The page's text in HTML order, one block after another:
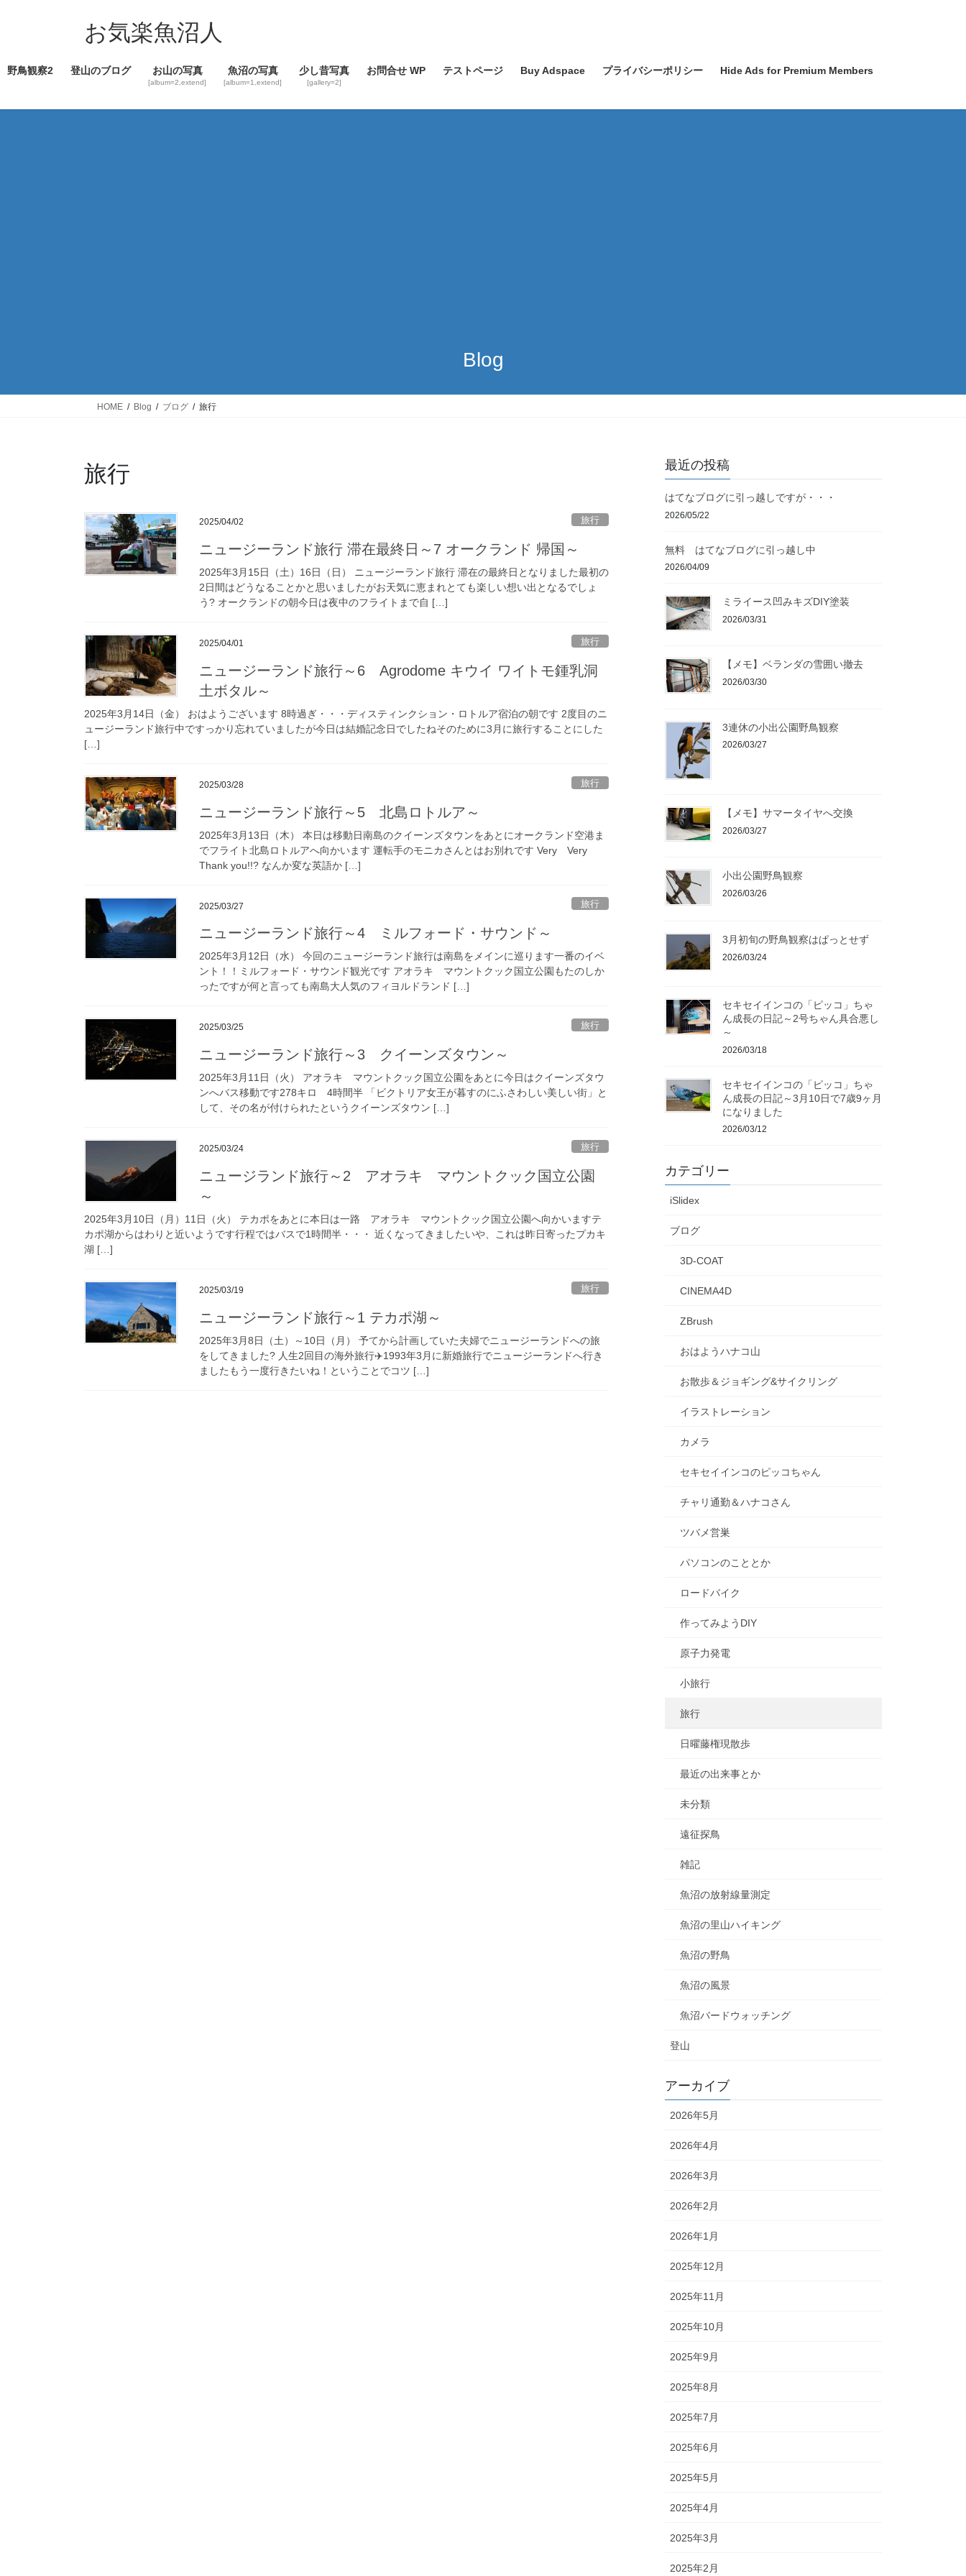
ツ
ス
シ
ン
お気楽魚沼人
野鳥観察2 登山のブログ お山の写真
[album=2,extend]
魚沼の写真
[album=1,extend]
少し昔写真
[gallery=2]
お問合せ WP テストページ Buy Adspace プライバシーポリシー Hide Ads for Premium Members
Blog
HOME Blog ブログ 旅行
旅行
2025/04/02 旅行
ニュージーランド旅行 滞在最終日～7 オークランド 帰国～
2025年3月15日（土）16日（日） ニュージーランド旅行 滞在の最終日となりました最初の
2日間はどうなることかと思いましたがお天気に恵まれとても楽しい想い出となるでしょ
う? オークランドの朝今日は夜中のフライトまで自 […]
2025/04/01 旅行
ニュージーランド旅行～6 Agrodome キウイ ワイトモ鍾乳洞
土ボタル～
2025年3月14日（金） おはようございます 8時過ぎ・・・ディスティンクション・ロトルア宿泊の朝です 2度目のニ
ュージーランド旅行中ですっかり忘れていましたが今日は結婚記念日でしたねそのために3月に旅行することにした
[…]
2025/03/28 旅行
ニュージーランド旅行～5 北島ロトルア～
2025年3月13日（木） 本日は移動日南島のクイーンズタウンをあとにオークランド空港ま
でフライト北島ロトルアへ向かいます 運転手のモニカさんとはお別れです Very Very
Thank you!!? なんか変な英語か […]
2025/03/27 旅行
ニュージーランド旅行～4 ミルフォード・サウンド～
2025年3月12日（水） 今回のニュージーランド旅行は南島をメインに巡ります一番のイベ
ント！！ミルフォード・サウンド観光です アオラキ マウントクック国立公園もたのしか
ったですが何と言っても南島大人気のフィヨルドランド […]
2025/03/25 旅行
ニュージーランド旅行～3 クイーンズタウン～
2025年3月11日（火） アオラキ マウントクック国立公園をあとに今日はクイーンズタウ
ンへバス移動です278キロ 4時間半 「ビクトリア女王が暮すのにふさわしい美しい街」と
して、その名が付けられたというクイーンズタウン […]
2025/03/24 旅行
ニュージランド旅行～2 アオラキ マウントクック国立公園
～
2025年3月10日（月）11日（火） テカポをあとに本日は一路 アオラキ マウントクック国立公園へ向かいますテ
カポ湖からはわりと近いようです行程ではバスで1時間半・・・ 近くなってきましたいや、これは昨日寄ったプカキ
湖 […]
2025/03/19 旅行
ニュージーランド旅行～1 テカポ湖～
2025年3月8日（土）～10日（月） 予てから計画していた夫婦でニュージーランドへの旅
をしてきました? 人生2回目の海外旅行✈️1993年3月に新婚旅行でニュージーランドへ行き
ましたもう一度行きたいね！ということでコツ […]
最近の投稿
はてなブログに引っ越しですが・・・
2026/05/22
無料 はてなブログに引っ越し中
2026/04/09
ミライース凹みキズDIY塗装
2026/03/31
【メモ】ベランダの雪囲い撤去
2026/03/30
3連休の小出公園野鳥観察
2026/03/27
【メモ】サマータイヤへ交換
2026/03/27
小出公園野鳥観察
2026/03/26
3月初旬の野鳥観察はぱっとせず
2026/03/24
セキセイインコの「ピッコ」ちゃ
ん成長の日記～2号ちゃん具合悪し
～
2026/03/18
セキセイインコの「ピッコ」ちゃ
ん成長の日記～3月10日で7歳9ヶ月
になりました
2026/03/12
カテゴリー
iSlidex
ブログ
3D-COAT
CINEMA4D
ZBrush
おはようハナコ山
お散歩＆ジョギング&サイクリング
イラストレーション
カメラ
セキセイインコのピッコちゃん
チャリ通勤＆ハナコさん
ツバメ営巣
パソコンのこととか
ロードバイク
作ってみようDIY
原子力発電
小旅行
旅行
日曜藤権現散歩
最近の出来事とか
未分類
遠征探鳥
雑記
魚沼の放射線量測定
魚沼の里山ハイキング
魚沼の野鳥
魚沼の風景
魚沼バードウォッチング
登山
アーカイブ
2026年5月
2026年4月
2026年3月
2026年2月
2026年1月
2025年12月
2025年11月
2025年10月
2025年9月
2025年8月
2025年7月
2025年6月
2025年5月
2025年4月
2025年3月
2025年2月